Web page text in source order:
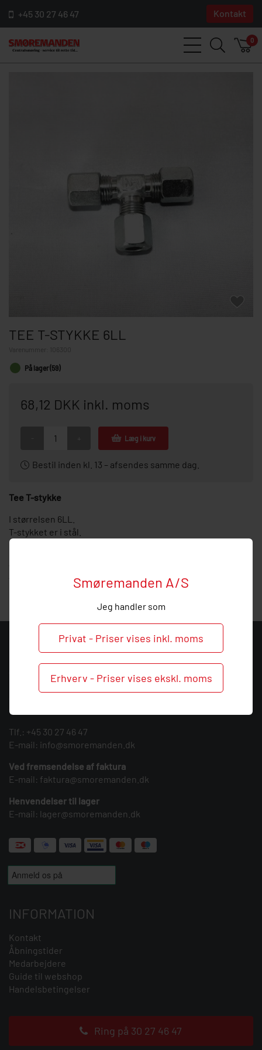
Smøremanden A/S
Jeg handler som
Privat - Priser vises inkl. moms
Erhverv - Priser vises ekskl. moms
+45 30 27 46 47 Kontakt
0
TEE T-STYKKE 6LL
106300
På lager (59)
68,12 DKK inkl. moms
Læg i kurv
Bestil inden kl. 13 – afsendes samme dag.
Tee T-stykke
I størrelsen 6LL.
T-stykket er i stål.
til dette T-stykke.
KONTAKT
CVR: 39683717
9640 Farsø
Tlf.: +45 30 27 46 47
E-mail: info@smoremanden.dk
Ved fremsendelse af faktura
E-mail: faktura@smoremanden.dk
Henvendelser til lager
E-mail: lager@smoremanden.dk
INFORMATION
Kontakt
Åbningstider
Medarbejdere
Guide til webshop
Handelsbetingelser
Ring på 30 27 46 47